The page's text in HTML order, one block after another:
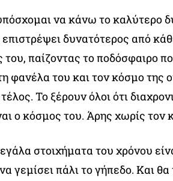
να κάνω το καλύτερο
δυνατότερος από
του, παίζοντας το ποδόσφαιρο
φανέλα του και τον κόσμο
Το ξέρουν όλοι ότι
ο κόσμος του. Άρης χωρίς τον
στοιχήματα του χρόνου
γεμίσει πάλι το γήπεδο. Και